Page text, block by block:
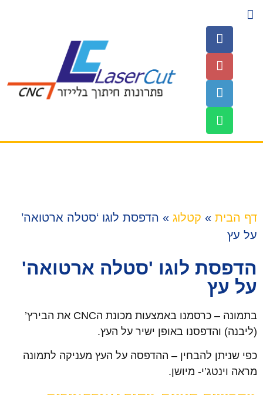
דף הבית » קטלוג » הדפסת לוגו ‘סטלה ארטואה’
על עץ
הדפסת לוגו 'סטלה ארטואה'
על עץ
בתמונה – כרסמנו באמצעות מכונת הCNC את הבירץ’
(ליבנה) והדפסנו באופן ישיר על העץ.
כפי שניתן להבחין – ההדפסה על העץ מעניקה לתמונה
מראה וינטג’י- מיושן.